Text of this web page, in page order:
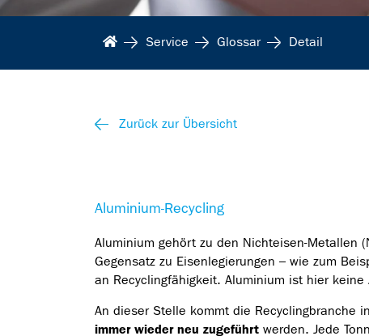
Service Glossar Detail
Zurück zur Übersicht
Aluminium-Recycling
Aluminium gehört zu den Nichteisen-Metallen
Gegensatz zu Eisenlegierungen – wie zum
an Recyclingfähigkeit. Aluminium ist hier
An dieser Stelle kommt die Recyclingbranche
immer wieder neu zugeführt werden. Jede